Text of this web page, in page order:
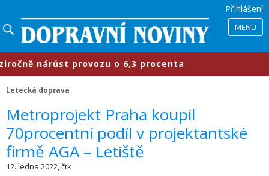
Přihlášení
MENU
nárůst provozu o 6,3 procenta
Letecká doprava
Metroprojekt Praha koupil
70procentní podíl v projektantské
firmě AGA – Letiště
12. ledna 2022, čtk